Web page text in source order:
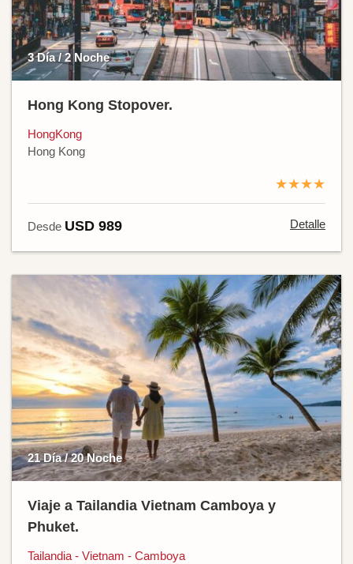
3 Día / 2 Noche
Hong Kong Stopover.
HongKong
Hong Kong
★★★★
Desde USD 989 Detalle
21 Día / 20 Noche
Viaje a Tailandia Vietnam Camboya y
Phuket.
Tailandia - Vietnam - Camboya